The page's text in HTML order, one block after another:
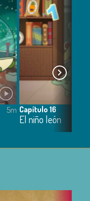
5m Capítulo 16
El niño león